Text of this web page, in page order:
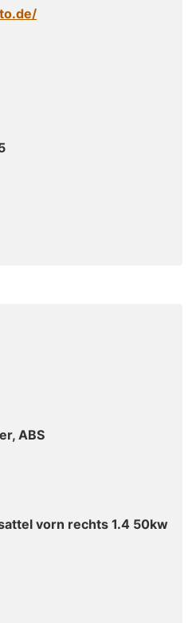
ABS
vorn rechts 1.4 50kw